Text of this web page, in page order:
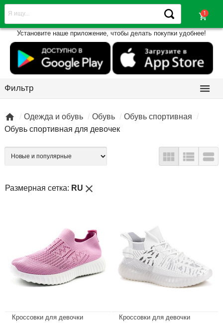
shopping_cart
Установите наше приложение, чтобы делать покупки удобнее!
Фильтр 
 Одежда и обувь Обувь
Обувь спортивная
Обувь спортивная для девочек
  
Размерная сетка: RU close
Кроссовки для девочки
Кроссовки для девочки